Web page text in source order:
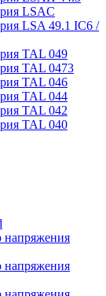
LSAC
LSA 49.1 IC6 /
TAL 049
TAL 0473
TAL 046
TAL 044
TAL 042
TAL 040
напряжения
напряжения